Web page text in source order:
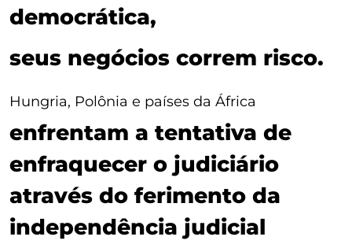
democrática,
seus negócios correm risco.
Hungria, Polônia e países da África
enfrentam a tentativa de
enfraquecer o judiciário
através do ferimento da
independência judicial